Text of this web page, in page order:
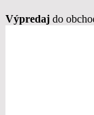
Výpredaj do